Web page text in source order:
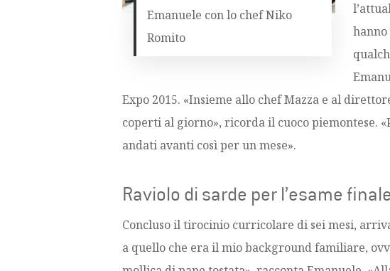
Emanuele con lo chef Niko
Romito
Expo 2015. «Insieme allo chef Mazza e al
coperti al giorno», ricorda il cuoco piemontese.
andati avanti così per un mese».
Raviolo di sarde per l’esame finale
Concluso il tirocinio curricolare di sei mesi,
a quello che era il mio background familiare,